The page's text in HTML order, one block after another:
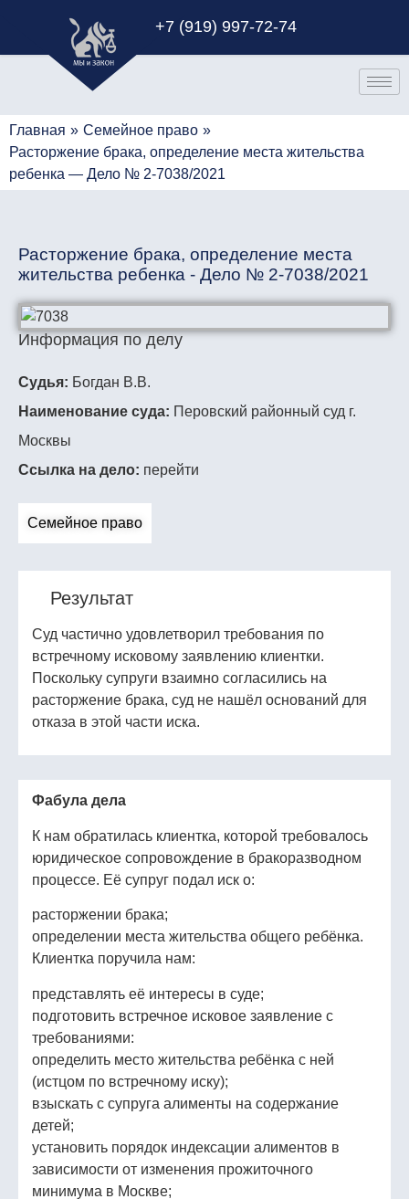
+7 (919) 997-72-74
Главная » Семейное право »
Расторжение брака, определение места жительства
ребенка — Дело № 2-7038/2021
Расторжение брака, определение места
жительства ребенка - Дело № 2-7038/2021
Информация по делу
Судья: Богдан В.В.
Наименование суда: Перовский районный суд г.
Москвы
Ссылка на дело: перейти
Семейное право
Результат
Суд частично удовлетворил требования по
встречному исковому заявлению клиентки.
Поскольку супруги взаимно согласились на
расторжение брака, суд не нашёл оснований для
отказа в этой части иска.
Фабула дела
К нам обратилась клиентка, которой требовалось
юридическое сопровождение в бракоразводном
процессе. Её супруг подал иск о:
расторжении брака;
определении места жительства общего ребёнка.
Клиентка поручила нам:
представлять её интересы в суде;
подготовить встречное исковое заявление с
требованиями:
определить место жительства ребёнка с ней
(истцом по встречному иску);
взыскать с супруга алименты на содержание
детей;
установить порядок индексации алиментов в
зависимости от изменения прожиточного
минимума в Москве;